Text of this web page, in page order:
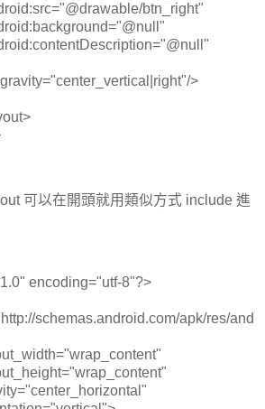
btn_right"
>
可以在開頭就用類似方式 include 進
encoding="utf-8"?>
schemas.android.com/apk/res/and